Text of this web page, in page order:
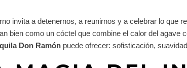
invita a detenernos, a reunirnos y a celebrar lo que
bien como un cóctel que combine el calor del
Don Ramón puede ofrecer: sofisticación,